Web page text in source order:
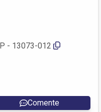
- 13073-012
Comente